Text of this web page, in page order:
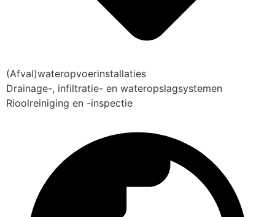
(Afval)wateropvoerinstallaties
Drainage-, infiltratie- en wateropslagsystemen
Rioolreiniging en -inspectie